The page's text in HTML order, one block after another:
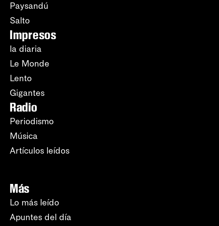
Paysandú
Salto
Impresos
la diaria
Le Monde
Lento
Gigantes
Radio
Periodismo
Música
Artículos leídos
Más
Lo más leído
Apuntes del día